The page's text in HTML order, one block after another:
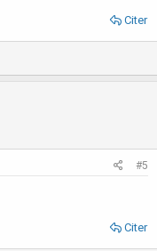
Citer
o
v
#5
Citer